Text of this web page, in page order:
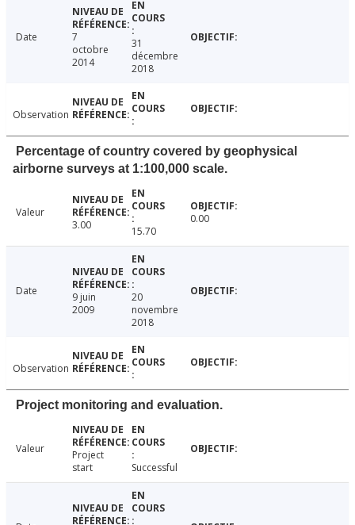
Date
7
octobre
2014
31
décembre
2018
Observation
Percentage of country covered by geophysical
airborne surveys at 1:100,000 scale.
Valeur
3.00
15.70
0.00
Date
9 juin
2009
20
novembre
2018
Observation
Project monitoring and evaluation.
Valeur
Project
start
Successful